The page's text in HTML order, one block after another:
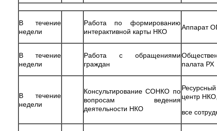
В течение
недели
Работа по формированию
интерактивной карты НКО
Аппарат
В течение
недели
Работа с обращениями
граждан
палата РХ
В течение
недели
Консультирование СОНКО по
вопросам ведения
деятельности НКО
Ресурсный
центр
все